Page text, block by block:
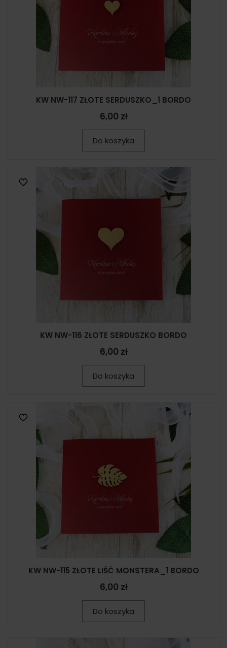
KW NW-117 ZŁOTE SERDUSZKO_1 BORDO
6,00 zł
Do koszyka
KW NW-116 ZŁOTE SERDUSZKO BORDO
6,00 zł
Do koszyka
KW NW-115 ZŁOTE LIŚĆ MONSTERA_1 BORDO
6,00 zł
Do koszyka